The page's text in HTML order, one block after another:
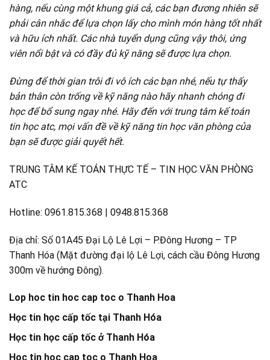
hàng, nếu cùng một khung giá cả, các bạn đương nhiên sẽ
phải cân nhắc để lựa chọn lấy cho mình món hàng tốt nhất
và hữu ích nhất. Các nhà tuyển dụng cũng vậy thôi, ứng
viên nổi bật và có đầy đủ kỹ năng sẽ được lựa chọn.
Đừng để thời gian trôi đi vô ích các bạn nhé, nếu tự thấy
bản thân còn trống về kỹ năng nào hãy nhanh chóng đi
học để bổ sung ngay nhé. Hãy đến với trung tâm kế toán
tin học atc, mọi vấn đề về kỹ năng tin học văn phòng của
bạn sẽ được giải quyết hết.
TRUNG TÂM KẾ TOÁN THỰC TẾ – TIN HỌC VĂN PHÒNG
ATC
Hotline: 0961.815.368 | 0948.815.368
Địa chỉ: Số 01A45 Đại Lộ Lê Lợi – P.Đông Hương – TP
Thanh Hóa (Mặt đường đại lộ Lê Lợi, cách cầu Đông Hương
300m về hướng Đông).
Lop hoc tin hoc cap toc o Thanh Hoa
Học tin học cấp tốc tại Thanh Hóa
Học tin học cấp tốc ở Thanh Hóa
Hoc tin hoc cap toc o Thanh Hoa